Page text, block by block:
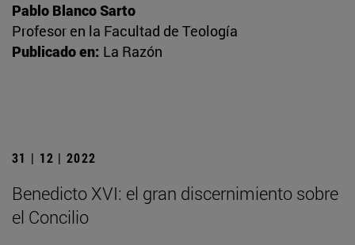
Pablo Blanco Sarto
Profesor en la Facultad de Teología
Publicado en: La Razón
31 | 12 | 2022
Benedicto XVI: el gran discernimiento sobre
el Concilio